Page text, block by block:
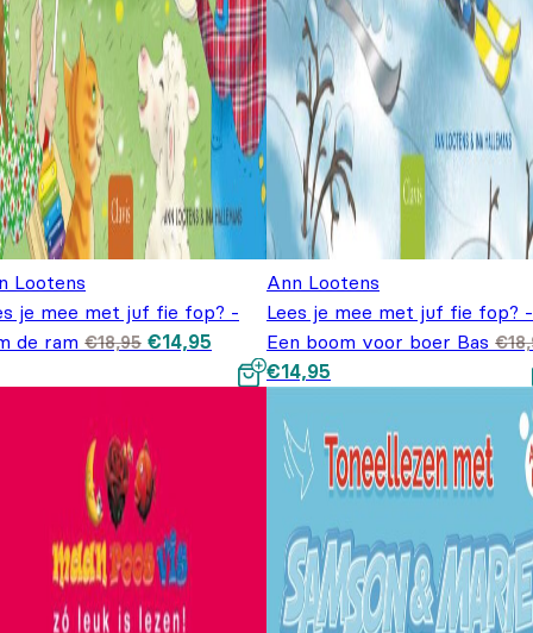
Lootens
je mee met juf fie fop? -
de ram €18,95 Oorspronkelijke
prijs was:
€14,95 Huidige
prijs is:
€14,95.
Ann Lootens
Lees je mee met juf fie fop? -
Een boom voor boer Bas €
Oorspronkelijke prijs was:
€18,95.
€14,95 Huidige prijs is: